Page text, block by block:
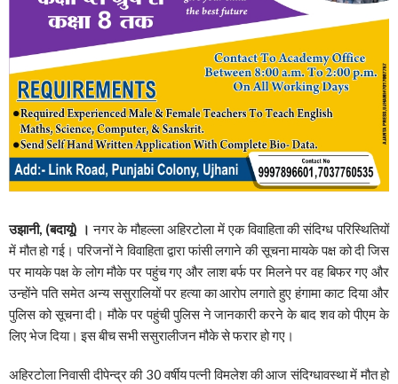
उझानी, (बदायूं) । नगर के मौहल्ला अहिरटोला में एक विवाहिता की संदिग्ध परिस्थितियों
में मौत हो गई। परिजनों ने विवाहिता द्वारा फांसी लगाने की सूचना मायके पक्ष को दी जिस
पर मायके पक्ष के लोग मौके पर पहुंच गए और लाश बर्फ पर मिलने पर वह बिफर गए और
उन्होंने पति समेत अन्य ससुरालियों पर हत्या का आरोप लगाते हुए हंगामा काट दिया और
पुलिस को सूचना दी। मौके पर पहुंची पुलिस ने जानकारी करने के बाद शव को पीएम के
लिए भेज दिया। इस बीच सभी ससुरालीजन मौके से फरार हो गए।
अहिरटोला निवासी दीपेन्द्र की 30 वर्षीय पत्नी विमलेश की आज संदिग्धावस्था में मौत हो